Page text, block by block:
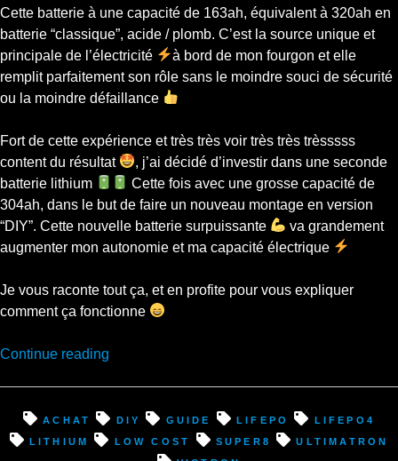
Cette batterie à une capacité de 163ah, équivalent à 320ah en
batterie “classique”, acide / plomb. C’est la source unique et
principale de l’électricité
à bord de mon fourgon et elle
remplit parfaitement son rôle sans le moindre souci de sécurité
ou la moindre défaillance
Fort de cette expérience et très très voir très très trèsssss
content du résultat
, j’ai décidé d’investir dans une seconde
batterie lithium
Cette fois avec une grosse capacité de
304ah, dans le but de faire un nouveau montage en version
“DIY”. Cette nouvelle batterie surpuissante
va grandement
augmenter mon autonomie et ma capacité électrique
Je vous raconte tout ça, et en profite pour vous expliquer
comment ça fonctionne
Continue reading
low
cost
achat diy guide lifepo
lifepo4
lithium
low cost super8
ultimatron